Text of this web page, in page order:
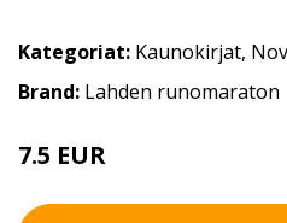
Kategoriat: Kaunokirjat,
Brand: Lahden runomaraton
7.5 EUR